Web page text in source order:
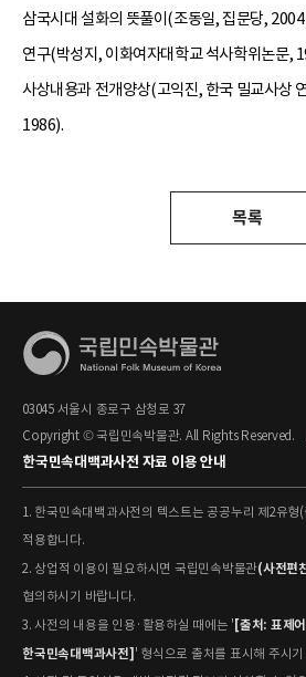
삼국시대 설화의 뜻풀이(조동일, 집문당,
연구(박성지, 이화여자대학교 석사학위논문,
사상내용과 전개양상(고익진, 한국 밀교사상
1986).
목록
03045 서울시 종로구 삼청로 37
Copyright © 국립민속박물관. All Rights Reserved.
한국민속대백과사전 자료 이용 안내
1. 한국민속대백과사전의 텍스트는 공공누리 제2유
적용합니다.
2. 상업적 이용이 필요하시면 국립민속박물관(사전편
협의하시기 바랍니다.
3. 사전의 내용을 인용·활용하실 때에는 ' [출처: 표제
한국민속대백과사전] ' 형식으로 출처를 표시해 주시